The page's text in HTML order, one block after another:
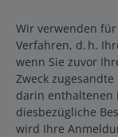
Wir verwenden
Verfahren, d. h.
wenn Sie zuvor
Zweck
darin enthaltenen
diesbezügliche
wird Ihre